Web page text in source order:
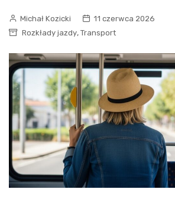
Michał Kozicki
11 czerwca 2026
Rozkłady jazdy, Transport